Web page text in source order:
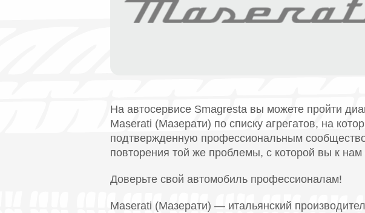
На автосервисе Smagresta вы можете пройти
Maserati (Мазерати) по списку агрегатов, на
подтвержденную профессиональным
повторения той же проблемы, с которой вы к нам
Доверьте свой автомобиль профессионалам!
Maserati (Мазерати) — итальянский